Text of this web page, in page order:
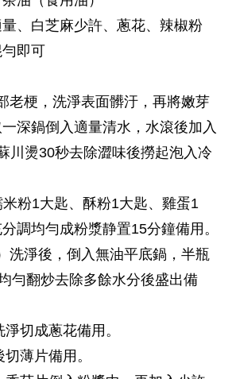
、白芝麻少許、蔥花、辣椒粉
勻即可
老梗，洗淨表面髒汙，再將嫩芽
深鍋倒入適量清水，水滾後加入
川燙30秒去除澀味後撈起泡入冷
粉1大匙、酥粉1大匙、雞蛋1
調均勻成粉漿静置15分鐘備用。
洗淨後，倒入無油平底鍋，半瓶
勻翻炒去除多餘水分後盛出備
切成蔥花備用。
薄片備用。